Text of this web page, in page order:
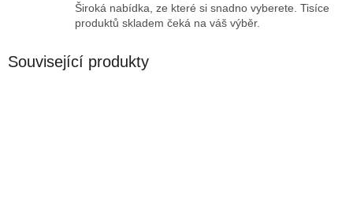
Široká nabídka, ze které si snadno vyberete. Tisíce
produktů skladem čeká na váš výběr.
Související produkty